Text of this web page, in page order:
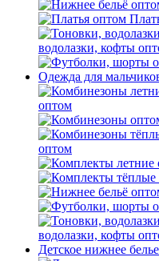
водолазки, кофты
Одежда для
оптом
оптом
водолазки, кофты
Детское нижнее